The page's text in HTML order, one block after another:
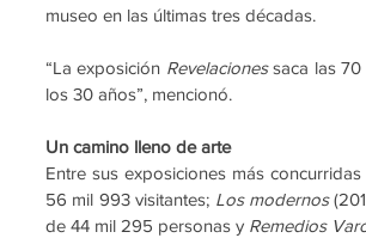
museo en las últimas tres décadas.
“La exposición Revelaciones saca las
los 30 años”, mencionó.
Un camino lleno de arte
Entre sus exposiciones más
56 mil 993 visitantes; Los modernos
de 44 mil 295 personas y Remedios